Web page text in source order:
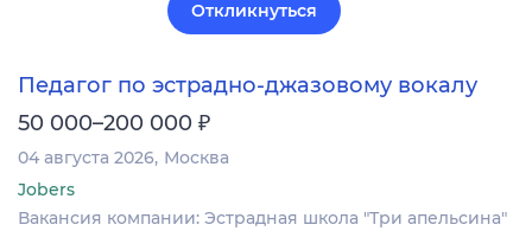
Откликнуться
Педагог по эстрадно-джазовому вокалу
50 000–200 000 ₽
04 августа 2026 Москва
Jobers
Вакансия компании: Эстрадная школа "Три апельсина"